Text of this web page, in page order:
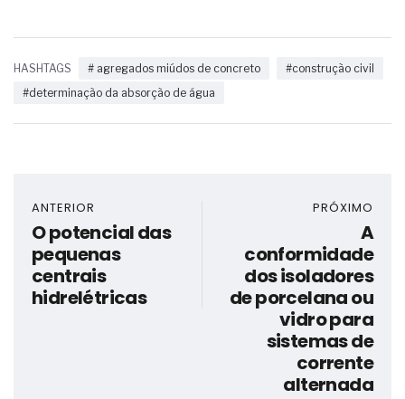
HASHTAGS # agregados miúdos de concreto
#construção civil
#determinação da absorção de água
ANTERIOR
O potencial das
pequenas
centrais
hidrelétricas
PRÓXIMO
A
conformidade
dos isoladores
de porcelana ou
vidro para
sistemas de
corrente
alternada